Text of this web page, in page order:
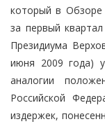
который в Обзоре
за первый
Президиума
июня 2009 года)
аналогии
Российской
издержек,